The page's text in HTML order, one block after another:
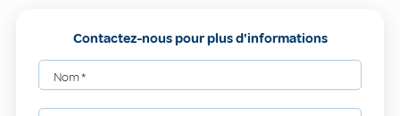
Contactez-nous pour plus d'informations
Nom*